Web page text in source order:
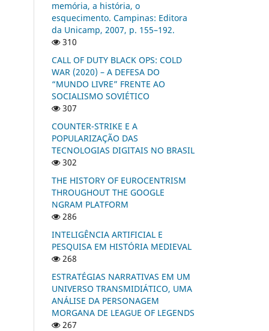
memória, a história, o
esquecimento. Campinas: Editora
da Unicamp, 2007, p. 155–192.
310
CALL OF DUTY BLACK OPS: COLD
WAR (2020) – A DEFESA DO
“MUNDO LIVRE” FRENTE AO
SOCIALISMO SOVIÉTICO
307
COUNTER-STRIKE E A
POPULARIZAÇÃO DAS
TECNOLOGIAS DIGITAIS NO BRASIL
302
THE HISTORY OF EUROCENTRISM
THROUGHOUT THE GOOGLE
NGRAM PLATFORM
286
INTELIGÊNCIA ARTIFICIAL E
PESQUISA EM HISTÓRIA MEDIEVAL
268
ESTRATÉGIAS NARRATIVAS EM UM
UNIVERSO TRANSMIDIÁTICO, UMA
ANÁLISE DA PERSONAGEM
MORGANA DE LEAGUE OF LEGENDS
267